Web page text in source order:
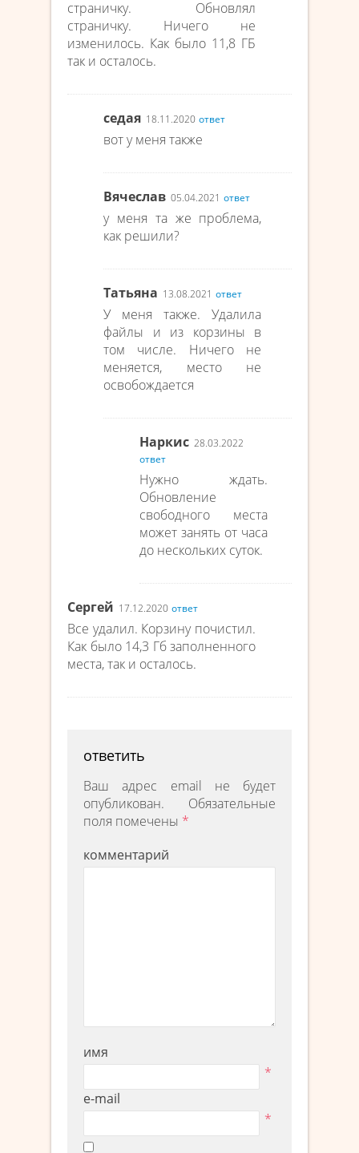
страничку. Обновлял
страничку. Ничего не
изменилось. Как было 11,8 ГБ
так и осталось.
седая 18.11.2020 ответ
вот у меня также
Вячеслав 05.04.2021 ответ
у меня та же проблема,
как решили?
Татьяна 13.08.2021 ответ
У меня также. Удалила
файлы и из корзины в
том числе. Ничего не
меняется, место не
освобождается
Наркис 28.03.2022
ответ
Нужно ждать.
Обновление
свободного места
может занять от часа
до нескольких суток.
Сергей 17.12.2020 ответ
Все удалил. Корзину почистил.
Как было 14,3 Гб заполненного
места, так и осталось.
ответить
Ваш адрес email не будет
опубликован.
Обязательные
поля помечены *
комментарий
имя
*
e-mail
*